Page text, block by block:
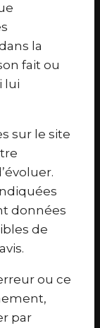
la
fait ou
lui
sur le site
données
de
ou ce
par